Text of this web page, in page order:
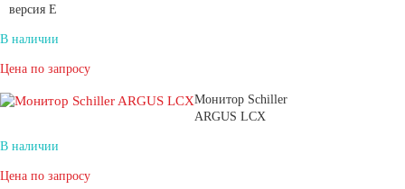
версия E
В наличии
Цена по запросу
Монитор Schiller
ARGUS LCX
В наличии
Цена по запросу